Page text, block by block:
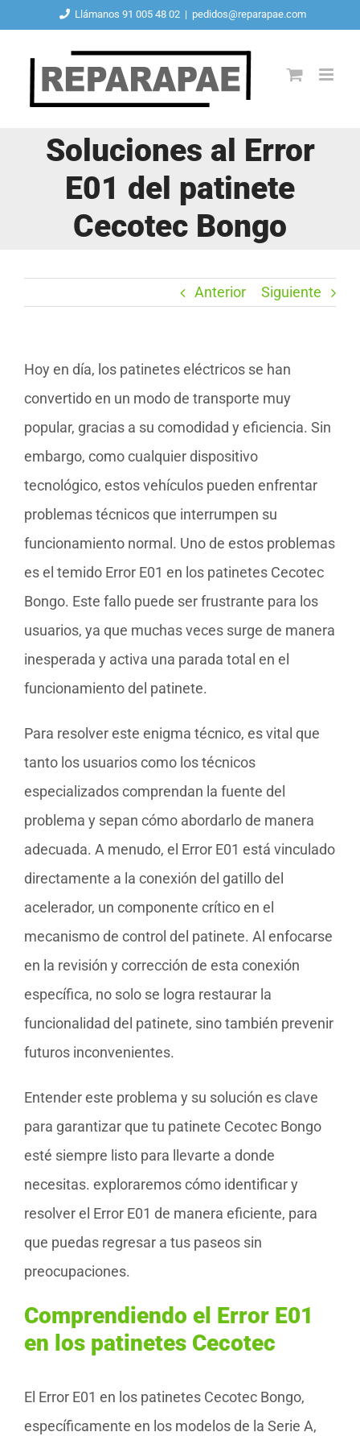
contenido
Llámanos 91 005 48 02 | pedidos@reparapae.com
Soluciones al Error
E01 del patinete
Cecotec Bongo
Anterior Siguiente
Hoy en día, los patinetes eléctricos se han
convertido en un modo de transporte muy
popular, gracias a su comodidad y eficiencia. Sin
embargo, como cualquier dispositivo
tecnológico, estos vehículos pueden enfrentar
problemas técnicos que interrumpen su
funcionamiento normal. Uno de estos problemas
es el temido Error E01 en los patinetes Cecotec
Bongo. Este fallo puede ser frustrante para los
usuarios, ya que muchas veces surge de manera
inesperada y activa una parada total en el
funcionamiento del patinete.
Para resolver este enigma técnico, es vital que
tanto los usuarios como los técnicos
especializados comprendan la fuente del
problema y sepan cómo abordarlo de manera
adecuada. A menudo, el Error E01 está vinculado
directamente a la conexión del gatillo del
acelerador, un componente crítico en el
mecanismo de control del patinete. Al enfocarse
en la revisión y corrección de esta conexión
específica, no solo se logra restaurar la
funcionalidad del patinete, sino también prevenir
futuros inconvenientes.
Entender este problema y su solución es clave
para garantizar que tu patinete Cecotec Bongo
esté siempre listo para llevarte a donde
necesitas. exploraremos cómo identificar y
resolver el Error E01 de manera eficiente, para
que puedas regresar a tus paseos sin
preocupaciones.
Comprendiendo el Error E01
en los patinetes Cecotec
El Error E01 en los patinetes Cecotec Bongo,
específicamente en los modelos de la Serie A,